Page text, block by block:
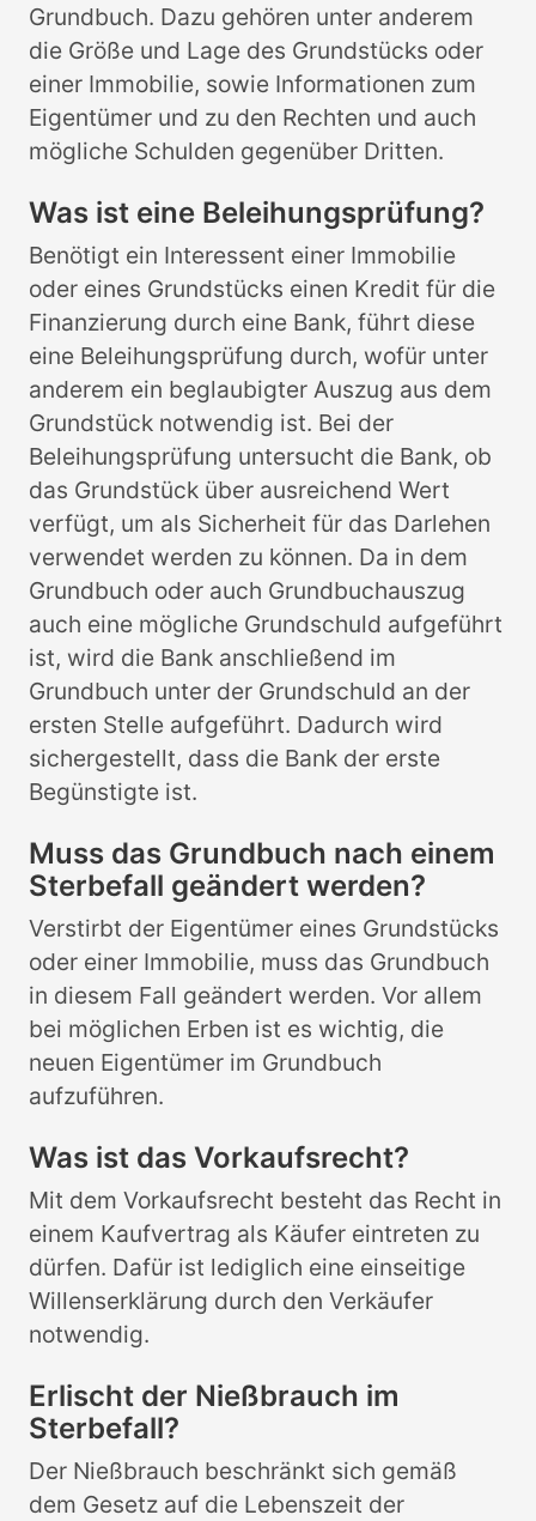
Grundbuch. Dazu gehören unter anderem
die Größe und Lage des Grundstücks oder
einer Immobilie, sowie Informationen zum
Eigentümer und zu den Rechten und auch
mögliche Schulden gegenüber Dritten.
Was ist eine Beleihungsprüfung?
Benötigt ein Interessent einer Immobilie
oder eines Grundstücks einen Kredit für die
Finanzierung durch eine Bank, führt diese
eine Beleihungsprüfung durch, wofür unter
anderem ein beglaubigter Auszug aus dem
Grundstück notwendig ist. Bei der
Beleihungsprüfung untersucht die Bank, ob
das Grundstück über ausreichend Wert
verfügt, um als Sicherheit für das Darlehen
verwendet werden zu können. Da in dem
Grundbuch oder auch Grundbuchauszug
auch eine mögliche Grundschuld aufgeführt
ist, wird die Bank anschließend im
Grundbuch unter der Grundschuld an der
ersten Stelle aufgeführt. Dadurch wird
sichergestellt, dass die Bank der erste
Begünstigte ist.
Muss das Grundbuch nach einem
Sterbefall geändert werden?
Verstirbt der Eigentümer eines Grundstücks
oder einer Immobilie, muss das Grundbuch
in diesem Fall geändert werden. Vor allem
bei möglichen Erben ist es wichtig, die
neuen Eigentümer im Grundbuch
aufzuführen.
Was ist das Vorkaufsrecht?
Mit dem Vorkaufsrecht besteht das Recht in
einem Kaufvertrag als Käufer eintreten zu
dürfen. Dafür ist lediglich eine einseitige
Willenserklärung durch den Verkäufer
notwendig.
Erlischt der Nießbrauch im
Sterbefall?
Der Nießbrauch beschränkt sich gemäß
dem Gesetz auf die Lebenszeit der